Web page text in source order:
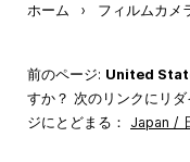
ホーム › フィルムカメ
前のページ: United
すか？ 次のリンクにリダ
ジにとどまる： Japan /